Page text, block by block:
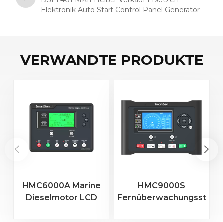
Elektronik Auto Start Control Panel Generator
VERWANDTE PRODUKTE
HMC6000A Marine
Dieselmotor LCD
HMC9000S